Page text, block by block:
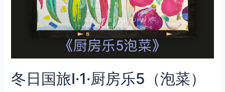
冬日国旅Ⅰ·1·厨房乐5（泡菜）